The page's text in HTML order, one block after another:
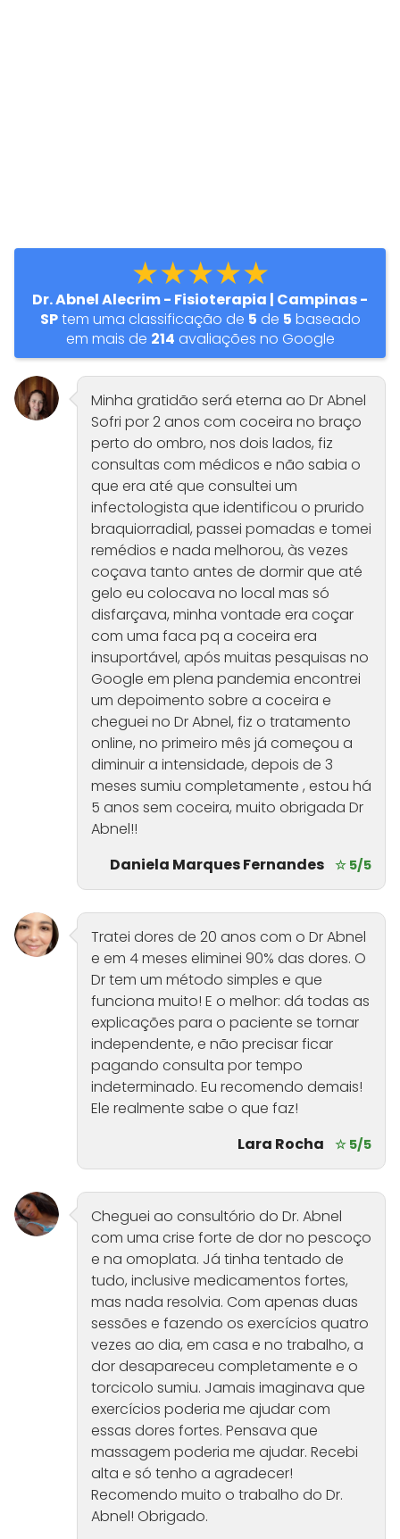
★★★★★
Dr. Abnel Alecrim - Fisioterapia | Campinas -
SPtem uma classificação de 5 de 5 baseado
em mais de 214 avaliações no Google
Minha gratidão será eterna ao Dr Abnel
Sofri por 2 anos com coceira no braço
perto do ombro, nos dois lados, fiz
consultas com médicos e não sabia o
que era até que consultei um
infectologista que identificou o prurido
braquiorradial, passei pomadas e tomei
remédios e nada melhorou, às vezes
coçava tanto antes de dormir que até
gelo eu colocava no local mas só
disfarçava, minha vontade era coçar
com uma faca pq a coceira era
insuportável, após muitas pesquisas no
Google em plena pandemia encontrei
um depoimento sobre a coceira e
cheguei no Dr Abnel, fiz o tratamento
online, no primeiro mês já começou a
diminuir a intensidade, depois de 3
meses sumiu completamente , estou há
5 anos sem coceira, muito obrigada Dr
Abnel!!
Daniela Marques Fernandes ☆ 5/5
Tratei dores de 20 anos com o Dr Abnel
e em 4 meses eliminei 90% das dores. O
Dr tem um método simples e que
funciona muito! E o melhor: dá todas as
explicações para o paciente se tornar
independente, e não precisar ficar
pagando consulta por tempo
indeterminado. Eu recomendo demais!
Ele realmente sabe o que faz!
Lara Rocha
☆ 5/5
Cheguei ao consultório do Dr. Abnel
com uma crise forte de dor no pescoço
e na omoplata. Já tinha tentado de
tudo, inclusive medicamentos fortes,
mas nada resolvia. Com apenas duas
sessões e fazendo os exercícios quatro
vezes ao dia, em casa e no trabalho, a
dor desapareceu completamente e o
torcicolo sumiu. Jamais imaginava que
exercícios poderia me ajudar com
essas dores fortes. Pensava que
massagem poderia me ajudar. Recebi
alta e só tenho a agradecer!
Recomendo muito o trabalho do Dr.
Abnel! Obrigado.